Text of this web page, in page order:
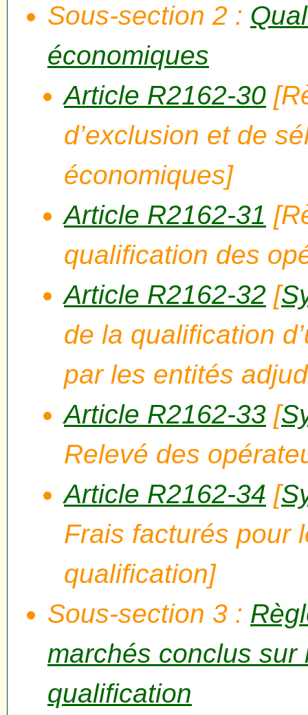
Sous-section 2 :
économiques
Article R2162-30
d’exclusion et de
économiques]
Article R2162-31
qualification des
Article R2162-32 [
de la qualification
par les entités
Article R2162-33 [
Relevé des
Article R2162-34 [
Frais facturés pour
qualification]
Sous-section 3 :
marchés conclus sur
qualification